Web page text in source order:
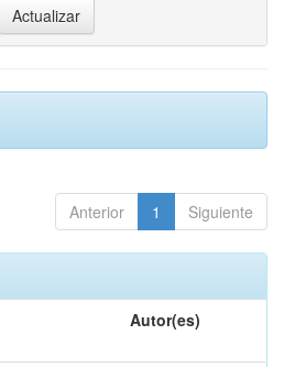
Anterior 1 Siguiente
Autor(es)